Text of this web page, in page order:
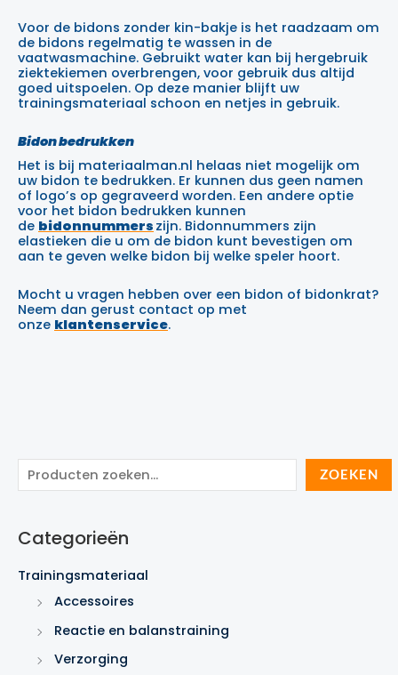
o
k
e
ZOEKEN
Categorieën
Trainingsmateriaal
Accessoires
Reactie en balanstraining
Verzorging
Voor de bidons zonder kin-bakje is het raadzaam om
de bidons regelmatig te wassen in de
vaatwasmachine. Gebruikt water kan bij hergebruik
ziektekiemen overbrengen, voor gebruik dus altijd
goed uitspoelen. Op deze manier blijft uw
trainingsmateriaal schoon en netjes in gebruik.
Bidon bedrukken
Het is bij materiaalman.nl helaas niet mogelijk om
uw bidon te bedrukken. Er kunnen dus geen namen
of logo’s op gegraveerd worden. Een andere optie
voor het bidon bedrukken kunnen
de bidonnummers zijn. Bidonnummers zijn
elastieken die u om de bidon kunt bevestigen om
aan te geven welke bidon bij welke speler hoort.
Mocht u vragen hebben over een bidon of bidonkrat?
Neem dan gerust contact op met
onze klantenservice.